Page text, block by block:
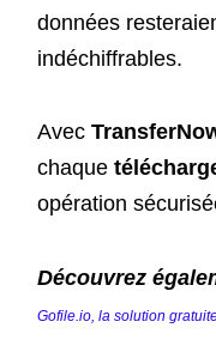
données
indéchiffrables.
Avec
chaque
opération
Découvrez
Gofile.io, la solution